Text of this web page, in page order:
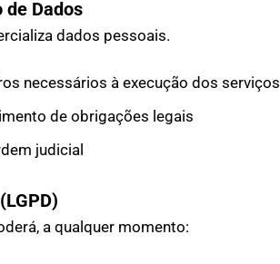
Dados
dados pessoais.
necessários à execução dos serviços
de obrigações legais
judicial
a qualquer momento: